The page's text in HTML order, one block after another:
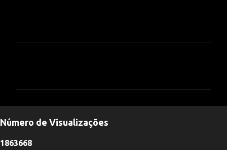
t
á
Número de Visualizações
1863668